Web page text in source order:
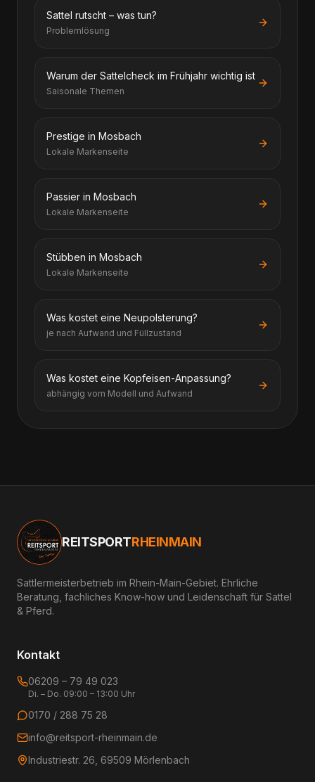
Sattel rutscht – was tun?
Problemlösung
Warum der Sattelcheck im Frühjahr wichtig ist
Saisonale Themen
Prestige in Mosbach
Lokale Markenseite
Passier in Mosbach
Lokale Markenseite
Stübben in Mosbach
Lokale Markenseite
Was kostet eine Neupolsterung?
je nach Aufwand und Füllzustand
Was kostet eine Kopfeisen-Anpassung?
abhängig vom Modell und Aufwand
REITSPORTRHEINMAIN
Sattlermeisterbetrieb im Rhein-Main-Gebiet. Ehrliche
Beratung, fachliches Know-how und Leidenschaft für Sattel
& Pferd.
Kontakt
06209 – 79 49 023
Di. – Do. 09:00 – 13:00 Uhr
0170 / 288 75 28
info@reitsport-rheinmain.de
Industriestr. 26, 69509 Mörlenbach